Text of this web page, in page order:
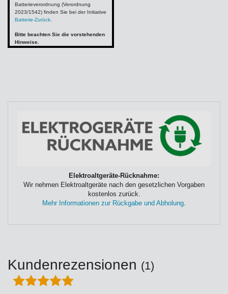
Batterieverordnung (Verordnung
2023/1542) finden Sie bei der Initiative
Batterie-Zurück
Bitte beachten Sie die vorstehenden
Hinweise.
Elektroaltgeräte-Rücknahme:
Wir nehmen Elektroaltgeräte nach den gesetzlichen Vorgaben
kostenlos zurück.
Mehr Informationen zur Rückgabe und Abholung.
Kundenrezensionen (1)